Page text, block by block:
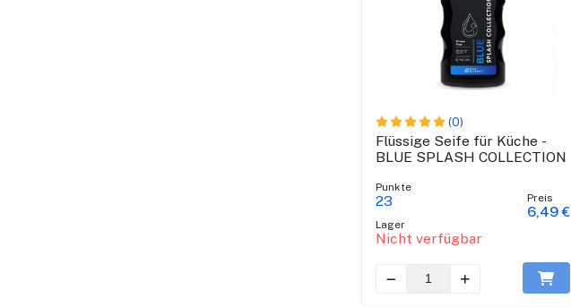
(0)
Flüssige Seife für Küche -
BLUE SPLASH COLLECTION
Punkte
23
Lager
Nicht verfügbar
Preis
6,49 €